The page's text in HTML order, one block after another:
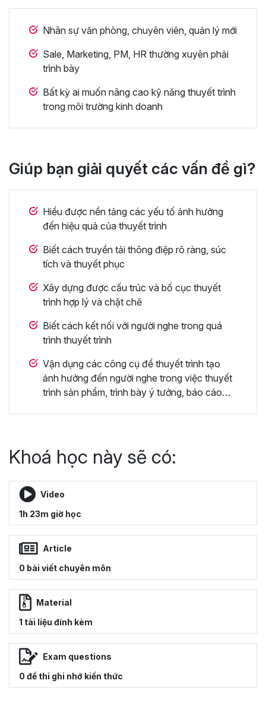
Nhân sự văn phòng, chuyên viên, quản lý mới
Sale, Marketing, PM, HR thường xuyên phải
trình bày
Bất kỳ ai muốn nâng cao kỹ năng thuyết trình
trong môi trường kinh doanh
Giúp bạn giải quyết các vấn đề gì?
Hiểu được nền tảng các yếu tố ảnh hưởng
đến hiệu quả của thuyết trình
Biết cách truyền tải thông điệp rõ ràng, súc
tích và thuyết phục
Xây dựng được cấu trúc và bố cục thuyết
trình hợp lý và chặt chẽ
Biết cách kết nối với người nghe trong quá
trình thuyết trình
Vận dụng các công cụ để thuyết trình tạo
ảnh hưởng đến người nghe trong việc thuyết
trình sản phẩm, trình bày ý tưởng, báo cáo…
Khoá học này sẽ có:
Video
1h 23m giờ học
Article
0 bài viết chuyên môn
Material
1 tài liệu đính kèm
Exam questions
0 đề thi ghi nhớ kiến thức